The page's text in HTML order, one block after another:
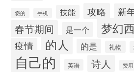
您的 手机 技能 攻略 新
春节期间 是一个 梦幻
疫情 的人 的是 礼物
自己的 英语 诗人 费用